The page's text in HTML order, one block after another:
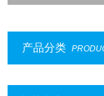
产品分类